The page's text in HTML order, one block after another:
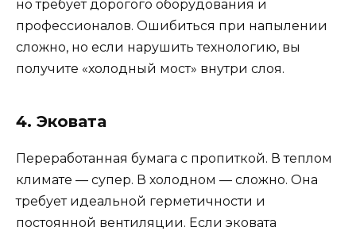
но требует дорогого оборудования и
профессионалов. Ошибиться при напылении
сложно, но если нарушить технологию, вы
получите «холодный мост» внутри слоя.
4. Эковата
Переработанная бумага с пропиткой. В теплом
климате — супер. В холодном — сложно. Она
требует идеальной герметичности и
постоянной вентиляции. Если эковата